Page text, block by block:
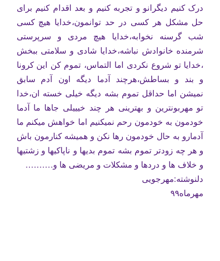
درک کنیم دیگرانو و تجربه کنیم و بعد اقدام کنیم برای
حل مشکل هر کسی در حد توانمون،خدایا هیچ کسی
شب گرسنه نخوابه،خدایا هیچ مردی و سرپرستی
شرمنده خانوادش نباشه،خدایا شادی و سلامتی ببخش
،خدایا تو شروع نکردی اما التماس، تموم کن این کرونا
و بند و بساطش،هرچند آدما دیگه اون آدم سابق
نمیشن اما حداقل تموم بشه دیگه خیلی خسته ان،خدا
تو مهربونترین و بهترینی هر چند خیییلی جاها ما آدما
خودمون به خودمون رحم نمیکنیم اما خواهش میکنم ما
آدمارو به حال خودمون رها نکن و همیشه کنارمون باش
و هر چه زودتر تموم بشه تموم بدیها و ناپاکیها و زشتیها
و خلاف ها و دردها و مشکلات و مریضی ها و……….
دلنوشته:مهرجویی
مهرماه۹۹